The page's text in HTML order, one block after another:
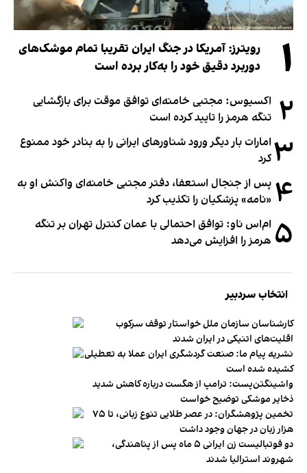
۱
رویترز: آمریکا در جنگ ایران تقریبا تمام موشک‌های
دوربرد دقیق خود را به‌کار برده است
۲ اکسیوس: مجتبی خامنه‌ای توافق موقت برای بازگشایی
تنگه هرمز را تایید کرده است
۳ امارات بار دیگر ورود شناورهای ایرانی را به بنادر خود ممنوع
کرد
۴ پس از جنجال استعفا، دفتر مجتبی خامنه‌ای واکنش او به
«نامه» پزشکیان را تکذیب کرد
۵ ام‌اس ناو: توافق احتمالی با عمان کنترل تهران بر تنگه
هرمز را افزایش می‌دهد
انتخاب سردبیر
کارشناسان سازمان ملل خواستار توقف سرکوب
اقلیت‌های اتنیکی در ایران شدند
نشریه پیام ما: صنعت گردشگری ایران عملا به تعطیلی
کشیده شده است
واشینگتن‌پست: ترامپ از هگست درباره کاهش شدید
ذخایر موشکی توضیح خواست
تخمین پژوهشگران: در عصر طلایی تنوع زبانی، تا ۷۵
هزار زبان در جهان وجود داشت
دو فوتبالیست زن ایرانی ۵ ماه پس از پناهندگی،
شهروند استرالیا شدند